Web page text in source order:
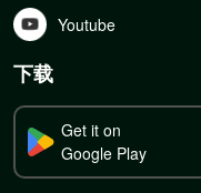
Youtube
下载
Get it on
Google Play